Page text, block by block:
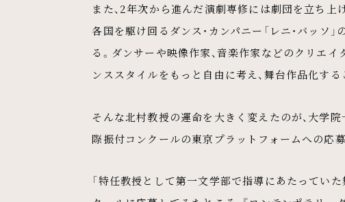
また、2年次から進んだ演劇専修には劇団を立ち上
各国を駆け回るダンス・カンパニー「レニ・バッソ
る。ダンサーや映像作家、音楽作家などのクリエ
ンススタイルをもっと自由に考え、舞台作品化する
そんな北村教授の運命を大きく変えたのが、大学
際振付コンクールの東京プラットフォームへの応募
「特任教授として第一文学部で指導にあたってい